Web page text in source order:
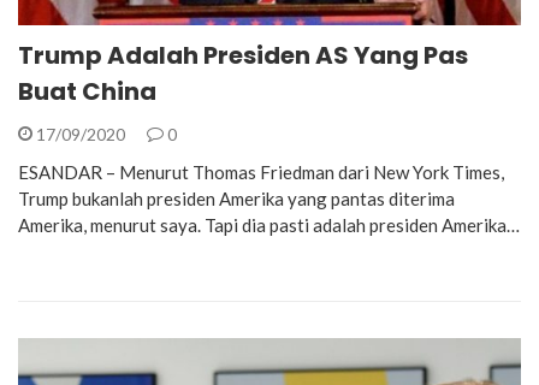
Trump Adalah Presiden AS Yang Pas
Buat China
17/09/2020 0
ESANDAR – Menurut Thomas Friedman dari New York Times,
Trump bukanlah presiden Amerika yang pantas diterima
Amerika, menurut saya. Tapi dia pasti adalah presiden Amerika…